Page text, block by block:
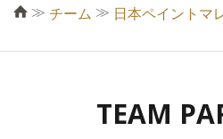
≫ チーム ≫ 日本ペイントマ
TEAM